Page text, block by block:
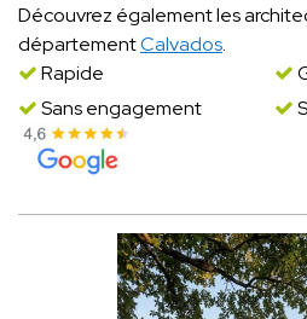
Découvrez également les
départementCalvados.
Rapide
Sans engagement